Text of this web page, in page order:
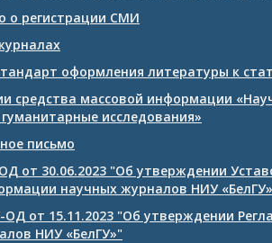
о регистрации СМИ
оформления литературы к
средства массовой информации
исследования»
письмо
от 30.06.2023 "Об утверждении
научных журналов НИУ «БелГУ»
ОД от 15.11.2023 "Об утверждении
НИУ «БелГУ»"